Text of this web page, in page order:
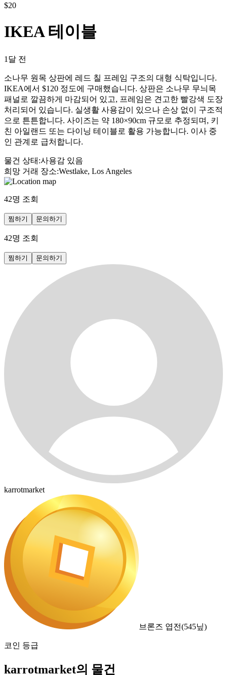
$20
IKEA 테이블
1달 전
소나무 원목 상판에 레드 칠 프레임 구조의 대형 식탁입니다.
IKEA에서 $120 정도에 구매했습니다. 상판은 소나무 무늬목
패널로 깔끔하게 마감되어 있고, 프레임은 견고한 빨강색 도장
처리되어 있습니다. 실생활 사용감이 있으나 손상 없이 구조적
으로 튼튼합니다. 사이즈는 약 180×90cm 규모로 추정되며, 키
친 아일랜드 또는 다이닝 테이블로 활용 가능합니다. 이사 중
인 관계로 급처합니다.
물건 상태 :사용감 있음
희망 거래 장소:Westlake, Los Angeles
42명 조회
찜하기 문의하기
42명 조회
찜하기 문의하기
karrotmarket
브론즈 엽전(545닢)
코인 등급
karrotmarket의 물건